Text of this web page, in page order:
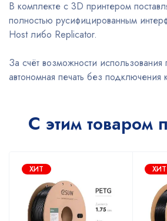
В комплекте с 3D принтером
полностью русифицированным
Host либо Replicator.
За счёт возможности использования
автономная печать без подключения
С этим товаром
ХИТ ХИТ